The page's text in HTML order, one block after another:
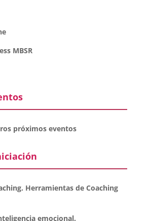
MBSR
próximos eventos
Herramientas de Coaching
emocional.